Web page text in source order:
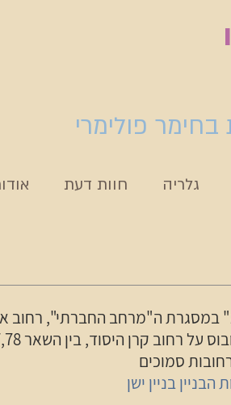
בחימר פולימרי
גלריה חוות דעת
במסגרת ה"מרחב החברתי", רחוב
היסוד, בין השאר 7,34,71,72,74,75,77,78
סמוכים